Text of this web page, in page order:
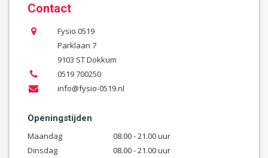
Contact
Fysio 0519
Parklaan 7
9103 ST Dokkum
0519 700250
info@fysio-0519.nl
Openingstijden
Maandag
08.00 - 21.00 uur
Dinsdag
08.00 - 21.00 uur